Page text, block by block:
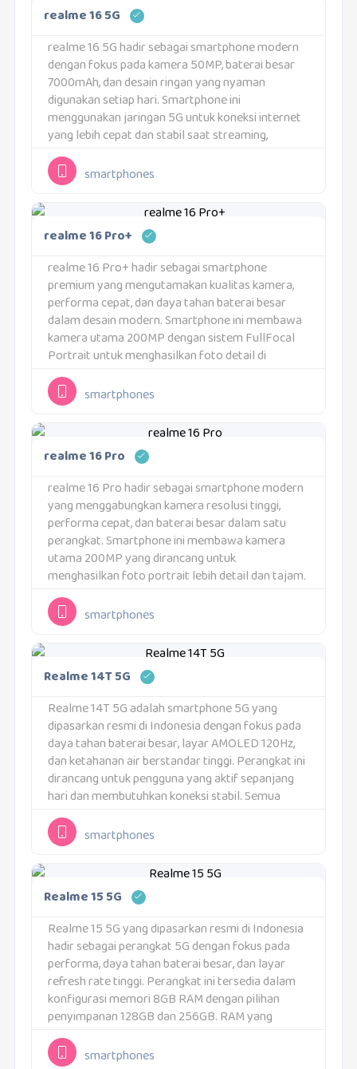
realme 16 5G
realme 16 5G hadir sebagai smartphone modern
dengan fokus pada kamera 50MP, baterai besar
7000mAh, dan desain ringan yang nyaman
digunakan setiap hari. Smartphone ini
menggunakan jaringan 5G untuk koneksi internet
yang lebih cepat dan stabil saat streaming,
bermain game, maupun video call. Bobotnya
hanya 183 gram dengan ketebalan 8,1...
smartphones
realme 16 Pro+
realme 16 Pro+ hadir sebagai smartphone
premium yang mengutamakan kualitas kamera,
performa cepat, dan daya tahan baterai besar
dalam desain modern. Smartphone ini membawa
kamera utama 200MP dengan sistem FullFocal
Portrait untuk menghasilkan foto detail di
berbagai jarak pengambilan gambar. Performa
perangkat didukung Snapdragon 7 Gen 4 yang
dipadukan RAM...
smartphones
realme 16 Pro
realme 16 Pro hadir sebagai smartphone modern
yang menggabungkan kamera resolusi tinggi,
performa cepat, dan baterai besar dalam satu
perangkat. Smartphone ini membawa kamera
utama 200MP yang dirancang untuk
menghasilkan foto portrait lebih detail dan tajam.
Kapasitas baterai 7000mAh juga menjadi salah
satu daya tarik utama untuk penggunaan
sepanjang hari....
smartphones
Realme 14T 5G
Realme 14T 5G adalah smartphone 5G yang
dipasarkan resmi di Indonesia dengan fokus pada
daya tahan baterai besar, layar AMOLED 120Hz,
dan ketahanan air berstandar tinggi. Perangkat ini
dirancang untuk pengguna yang aktif sepanjang
hari dan membutuhkan koneksi stabil. Semua
spesifikasi yang dijelaskan di bawah ini mengacu
pada unit resmi...
smartphones
Realme 15 5G
Realme 15 5G yang dipasarkan resmi di Indonesia
hadir sebagai perangkat 5G dengan fokus pada
performa, daya tahan baterai besar, dan layar
refresh rate tinggi. Perangkat ini tersedia dalam
konfigurasi memori 8GB RAM dengan pilihan
penyimpanan 128GB dan 256GB. RAM yang
digunakan adalah LPDDR4X dan penyimpanan
menggunakan UFS 2.2. Konfigurasi...
smartphones